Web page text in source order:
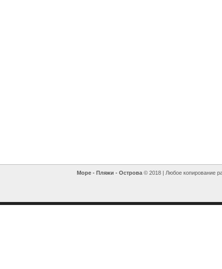
Море - Пляжи - Острова © 2018 | Любое копирование